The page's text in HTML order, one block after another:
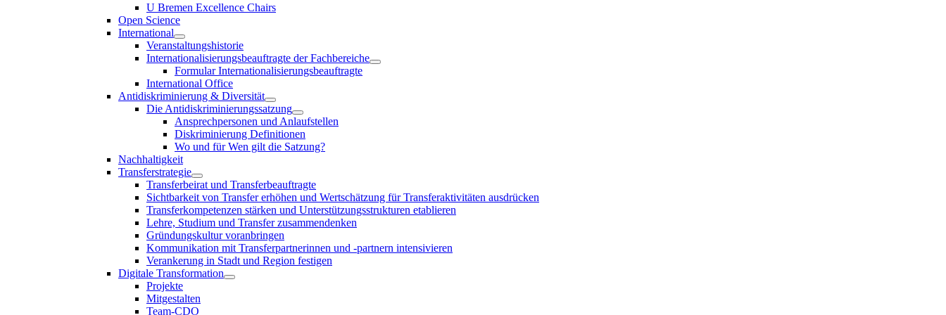
U Bremen Excellence Chairs
Open Science
International
Veranstaltungshistorie
Internationalisierungsbeauftragte der Fachbereiche
Formular Internationalisierungsbeauftragte
International Office
Antidiskriminierung & Diversität
Die Antidiskriminierungssatzung
Ansprechpersonen und Anlaufstellen
Diskriminierung Definitionen
Wo und für Wen gilt die Satzung?
Nachhaltigkeit
Transferstrategie
Transferbeirat und Transferbeauftragte
Sichtbarkeit von Transfer erhöhen und Wertschätzung für Transferaktivitäten ausdrücken
Transferkompetenzen stärken und Unterstützungsstrukturen etablieren
Lehre, Studium und Transfer zusammendenken
Gründungskultur voranbringen
Kommunikation mit Transferpartnerinnen und -partnern intensivieren
Verankerung in Stadt und Region festigen
Digitale Transformation
Projekte
Mitgestalten
Team-CDO